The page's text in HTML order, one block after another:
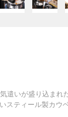
遣いが盛り込まれ
スティール製カウベ